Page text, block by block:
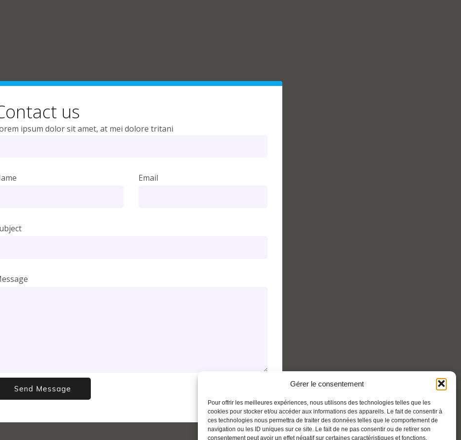
Gérer le consentement
Pour offrir les meilleures expériences, nous utilisons des technologies telles que les
cookies pour stocker et/ou accéder aux informations des appareils. Le fait de consentir à
ces technologies nous permettra de traiter des données telles que le comportement de
navigation ou les ID uniques sur ce site. Le fait de ne pas consentir ou de retirer son
consentement peut avoir un effet négatif sur certaines caractéristiques et fonctions.
us
ipsum dolor sit amet, at mei dolore tritani
Email